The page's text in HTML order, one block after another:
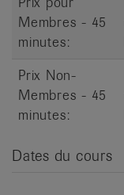
Membres - 45
minutes:
Prix Non-
Membres - 45
minutes:
Dates du cours